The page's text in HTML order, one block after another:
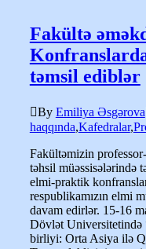
Fakültə
təmsil ediblər
By Emiliya Əsgərova
haqqında,Kafedralar,
Fakültəmizin
təhsil müəssisələrində
elmi-praktik
respublikamızın elmi
davam edirlər. 15-16
Dövlət Universitetində
birliyi: Orta Asiya ilə